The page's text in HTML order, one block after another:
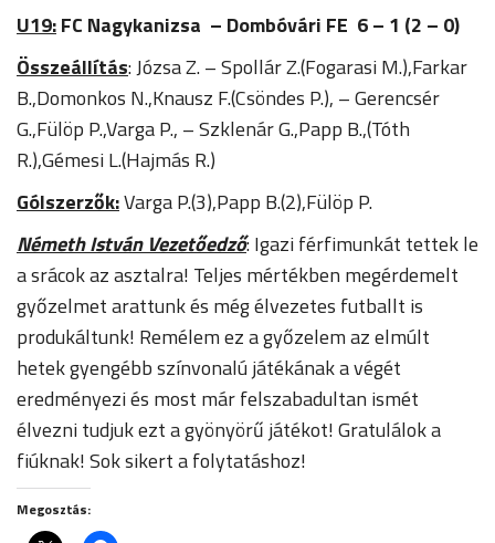
U19:FC Nagykanizsa – Dombóvári FE 6 – 1 (2 – 0)
Összeállítás: Józsa Z. – Spollár Z.(Fogarasi M.),Farkar
B.,Domonkos N.,Knausz F.(Csöndes P.), – Gerencsér
G.,Fülöp P.,Varga P., – Szklenár G.,Papp B.,(Tóth
R.),Gémesi L.(Hajmás R.)
Gólszerzők:Varga P.(3),Papp B.(2),Fülöp P.
Németh István Vezetőedző: Igazi férfimunkát tettek le
a srácok az asztalra! Teljes mértékben megérdemelt
győzelmet arattunk és még élvezetes futballt is
produkáltunk! Remélem ez a győzelem az elmúlt
hetek gyengébb színvonalú játékának a végét
eredményezi és most már felszabadultan ismét
élvezni tudjuk ezt a gyönyörű játékot! Gratulálok a
fiúknak! Sok sikert a folytatáshoz!
Megosztás: